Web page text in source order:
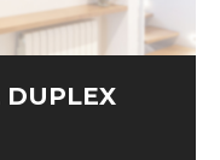
DUPLEX